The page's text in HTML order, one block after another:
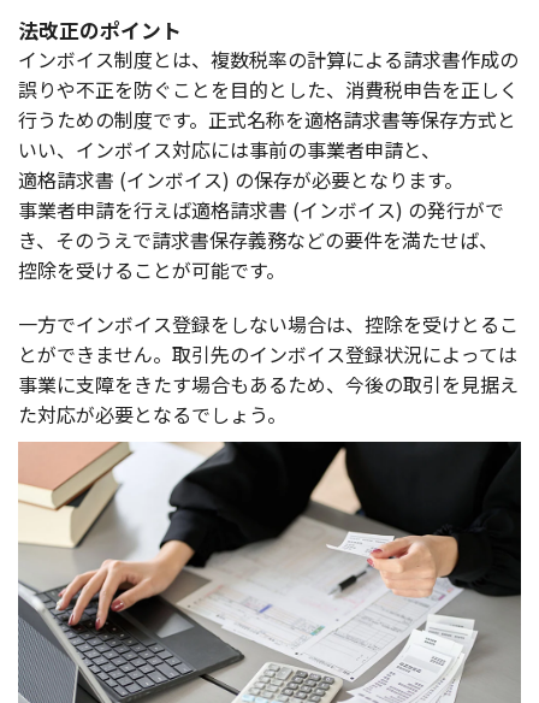
法改正のポイント
インボイス制度とは、 複数税率の計算による請求書作成の
誤りや不正を防ぐことを目的とした、 消費税申告を正しく
行うための制度です。 正式名称を適格請求書等保存方式と
いい、 インボイス対応には事前の事業者申請と、
適格請求書 (インボイス) の保存が必要となります。
事業者申請を行えば適格請求書 (インボイス) の発行がで
き、そのうえで請求書保存義務などの要件を満たせば、
控除を受けることが可能です。
一方でインボイス登録をしない場合は、 控除を受けとるこ
とができません。 取引先のインボイス登録状況によっては
事業に支障をきたす場合もあるため、 今後の取引を見据え
た対応が必要となるでしょう。